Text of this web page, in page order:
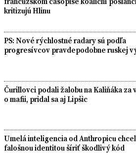
kritizujú Hlinu
PS: Nové rýchlostné radary sú podľa
progresívcov pravdepodobne ruskej
Čurillovci podali žalobu na Kaliňáka za
o mafii, pridal sa aj Lipšic
Umelá inteligencia od Anthropicu
falošnou identitou šíriť škodlivý kód